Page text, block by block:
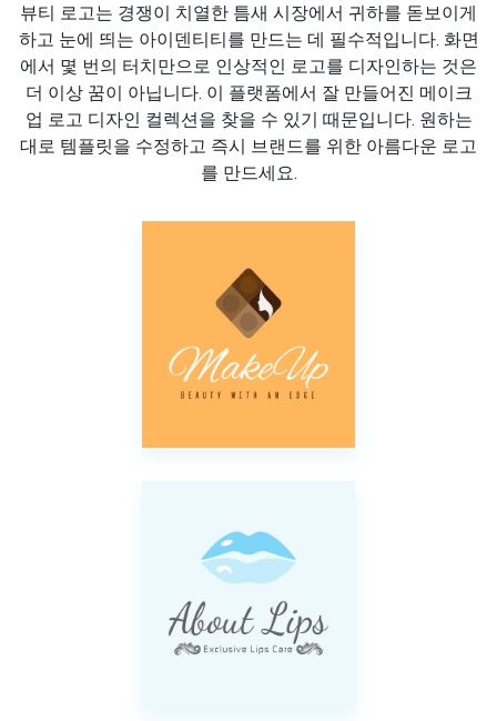
뷰티 로고는 경쟁이 치열한 틈새 시장에서 귀하를 돋보이게
하고 눈에 띄는 아이덴티티를 만드는 데 필수적입니다. 화면
에서 몇 번의 터치만으로 인상적인 로고를 디자인하는 것은
더 이상 꿈이 아닙니다. 이 플랫폼에서 잘 만들어진 메이크
업 로고 디자인 컬렉션을 찾을 수 있기 때문입니다. 원하는
대로 템플릿을 수정하고 즉시 브랜드를 위한 아름다운 로고
를 만드세요.